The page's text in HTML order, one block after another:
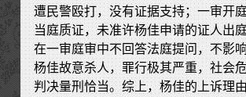
遭民警殴打，没有证据支持；一审开
当庭质证，未准许杨佳申请的证人出
在一审庭审中不回答法庭提问，不影
杨佳故意杀人，罪行极其严重，社会
判决量刑恰当。综上，杨佳的上诉理